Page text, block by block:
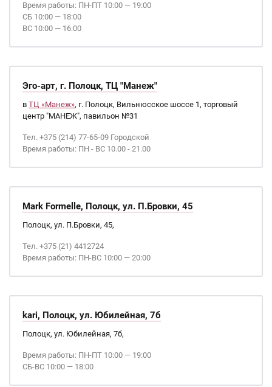
Время работы: ПН-ПТ 10:00 — 19:00
СБ 10:00 — 18:00
ВС 10:00 — 16:00
Эго-арт, г. Полоцк, ТЦ "Манеж"
в ТЦ «Манеж», г. Полоцк, Вильнюсское шоссе 1, торговый
центр "МАНЕЖ", павильон №31
Тел. +375 (214) 77-65-09 Городской
Время работы: ПН - ВС 10.00 - 21.00
Mark Formelle, Полоцк, ул. П.Бровки, 45
Полоцк, ул. П.Бровки, 45,
Тел. +375 (21) 4412724
Время работы: ПН-ВС 10:00 — 20:00
kari, Полоцк, ул. Юбилейная, 7б
Полоцк, ул. Юбилейная, 7б,
Время работы: ПН-ПТ 10:00 — 19:00
СБ-ВС 10:00 — 18:00